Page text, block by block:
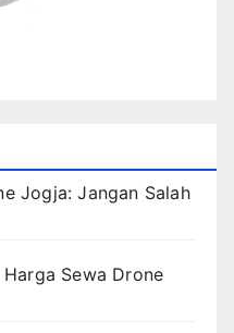
Jogja: Jangan Salah
Sewa Drone